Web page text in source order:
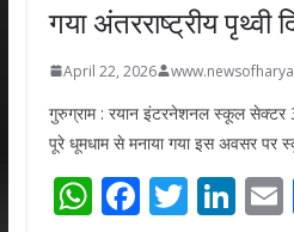
गया अंतरराष्ट्रीय पृथ्वी
April 22, 2026
गुरुग्राम : रयान इंटरनेशनल स्कूल सेक्टर
पूरे धूमधाम से मनाया गया इस अवसर पर
W F T Li